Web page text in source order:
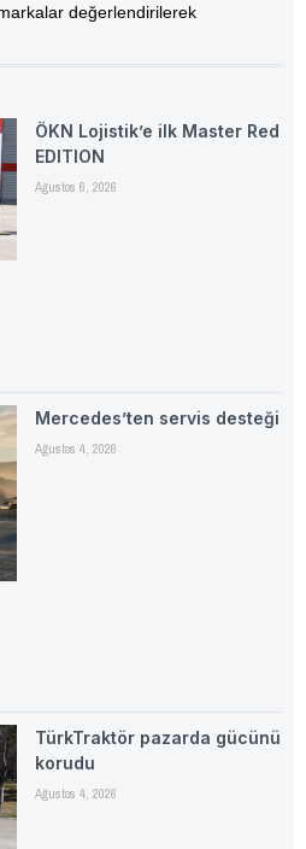
değerlendirilerek
ÖKN Lojistik’e ilk Master Red
EDITION
Ağustos 6, 2026
Mercedes’ten servis desteği
Ağustos 4, 2026
TürkTraktör pazarda gücünü
korudu
Ağustos 4, 2026